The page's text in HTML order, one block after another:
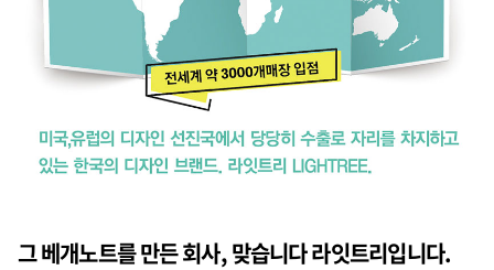
그 베개노트를 만든 회사, 맞습니다 라잇트리입니다.